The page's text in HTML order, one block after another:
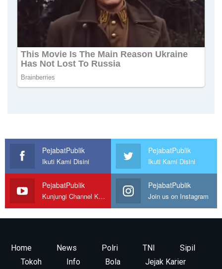
PejabatPublik
Ikuti Kami Disini
PejabatPublik
Ikuti Kami Disini
PejabatPublik
Kunjungi Channel Kami
PejabatPublik
Join us on Instagram
Home News Polri TNI
Sipil
Tokoh
Info Bola Jejak Karier